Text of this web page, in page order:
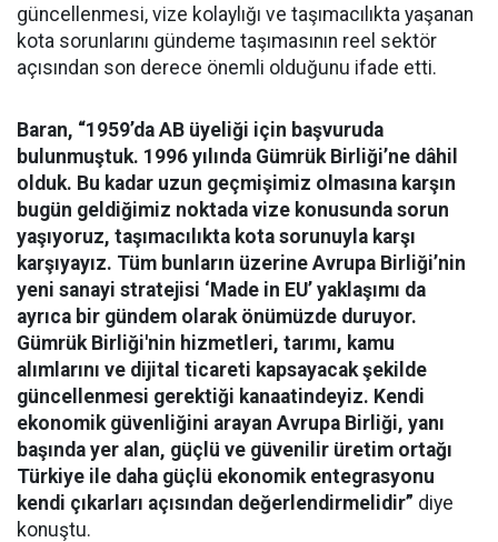
güncellenmesi, vize kolaylığı ve taşımacılıkta yaşanan
kota sorunlarını gündeme taşımasının reel sektör
açısından son derece önemli olduğunu ifade etti.
Baran, “1959’da AB üyeliği için başvuruda
bulunmuştuk. 1996 yılında Gümrük Birliği’ne dâhil
olduk. Bu kadar uzun geçmişimiz olmasına karşın
bugün geldiğimiz noktada vize konusunda sorun
yaşıyoruz, taşımacılıkta kota sorunuyla karşı
karşıyayız. Tüm bunların üzerine Avrupa Birliği’nin
yeni sanayi stratejisi ‘Made in EU’ yaklaşımı da
ayrıca bir gündem olarak önümüzde duruyor.
Gümrük Birliği'nin hizmetleri, tarımı, kamu
alımlarını ve dijital ticareti kapsayacak şekilde
güncellenmesi gerektiği kanaatindeyiz. Kendi
ekonomik güvenliğini arayan Avrupa Birliği, yanı
başında yer alan, güçlü ve güvenilir üretim ortağı
Türkiye ile daha güçlü ekonomik entegrasyonu
kendi çıkarları açısından değerlendirmelidir” diye
konuştu.